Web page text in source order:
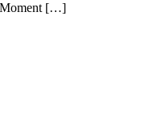
Moment […]